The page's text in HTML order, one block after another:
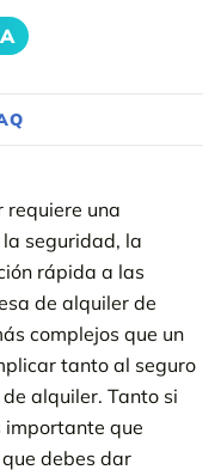
requiere una
seguridad, la
rápida a las
de alquiler de
complejos que un
tanto al seguro
alquiler. Tanto si
importante que
debes dar